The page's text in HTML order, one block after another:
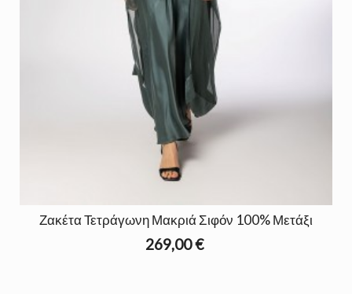
Ζακέτα Τετράγωνη Μακριά Σιφόν 100% Μετάξι
269,00 €